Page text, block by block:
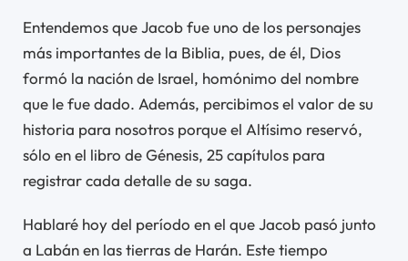
Entendemos que Jacob fue uno de los personajes
más importantes de la Biblia, pues, de él, Dios
formó la nación de Israel, homónimo del nombre
que le fue dado. Además, percibimos el valor de su
historia para nosotros porque el Altísimo reservó,
sólo en el libro de Génesis, 25 capítulos para
registrar cada detalle de su saga.
Hablaré hoy del período en el que Jacob pasó junto
a Labán en las tierras de Harán. Este tiempo